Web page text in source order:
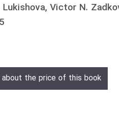
Victor N.
about the price of this book